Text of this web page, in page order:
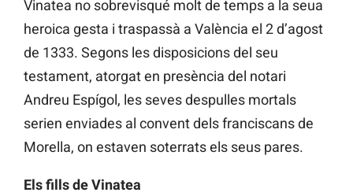
Vinatea no sobrevisqué molt de temps a la seua
heroica gesta i traspassà a València el 2 d’agost
de 1333. Segons les disposicions del seu
testament, atorgat en presència del notari
Andreu Espígol, les seves despulles mortals
serien enviades al convent dels franciscans de
Morella, on estaven soterrats els seus pares.
Els fills de Vinatea